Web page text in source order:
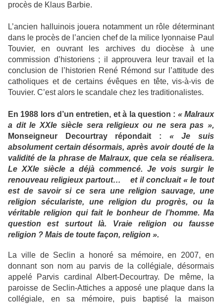
procès de Klaus Barbie.
L’ancien halluinois jouera notamment un rôle déterminant
dans le procès de l’ancien chef de la milice lyonnaise Paul
Touvier, en ouvrant les archives du diocèse à une
commission d’historiens ; il approuvera leur travail et la
conclusion de l’historien René Rémond sur l’attitude des
catholiques et de certains évêques en tête, vis-à-vis de
Touvier. C’est alors le scandale chez les traditionalistes.
En 1988 lors d’un entretien, et à la question : « Malraux
a dit le XXIe siècle sera religieux ou ne sera pas »,
Monseigneur Decourtray répondait : « Je suis
absolument certain désormais, après avoir douté de la
validité de la phrase de Malraux, que cela se réalisera.
Le XXIe siècle a déjà commencé. Je vois surgir le
renouveau religieux partout…
et il concluait « le tout
est de savoir si ce sera une religion sauvage, une
religion séculariste, une religion du progrès, ou la
véritable religion qui fait le bonheur de l’homme. Ma
question est surtout là. Vraie religion ou fausse
religion ? Mais de toute façon, religion ».
La ville de Seclin a honoré sa mémoire, en 2007, en
donnant son nom au parvis de la collégiale, désormais
appelé Parvis cardinal Albert-Decourtray. De même, la
paroisse de Seclin-Attiches a apposé une plaque dans la
collégiale, en sa mémoire, puis baptisé la maison